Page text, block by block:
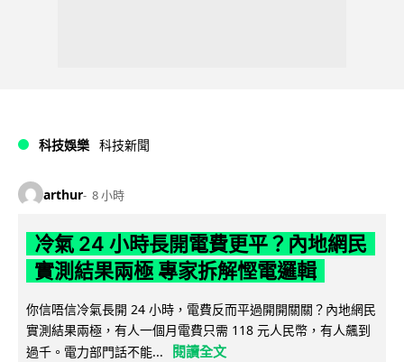
科技娛樂 科技新聞
arthur 8 小時
冷氣 24 小時長開電費更平？內地網民
實測結果兩極 專家拆解慳電邏輯
你信唔信冷氣長開 24 小時，電費反而平過開開關關？內地網民
實測結果兩極，有人一個月電費只需 118 元人民幣，有人飆到
過千。電力部門話不能...
閱讀全文